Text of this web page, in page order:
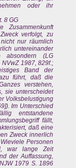
oder ihr
8 GG
verfolgt, zu
nur räumlich
untereinander
absondern (LG
1987, 829f.;
Band der
führt, daß die
verstehen,
sie unterscheidet
Volksbelustigung
Im Unterschied
entstandene
fällt,
daß eine
Zweck innerlich
Personen
war lange Zeit
der Auffassung,
1979 S. 1896